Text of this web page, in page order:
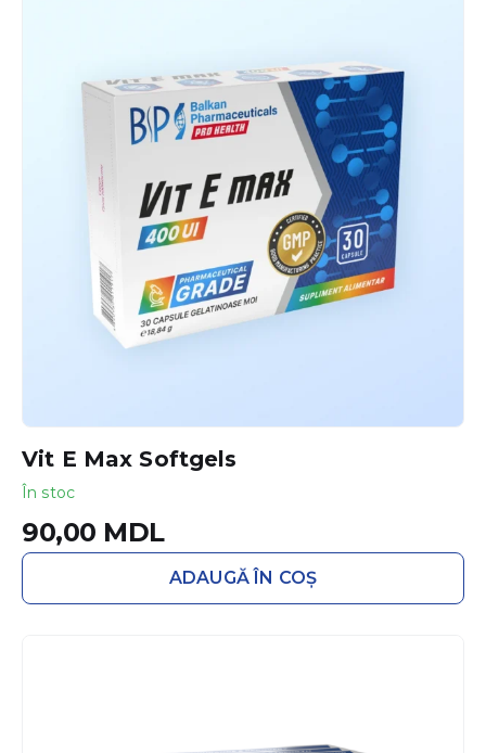
Vit E Max Softgels
În stoc
90,00 MDL
ADAUGĂ ÎN COȘ